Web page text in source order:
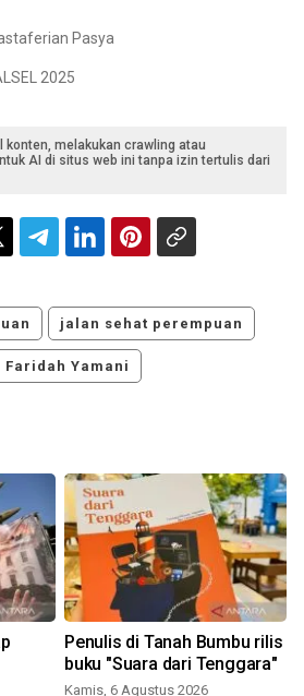
Pasya
2025
konten, melakukan crawling atau
AI di situs web ini tanpa izin tertulis dari
jalan sehat perempuan
Faridah Yamani
Penulis di Tanah Bumbu rilis
buku "Suara dari Tenggara"
Kamis, 6 Agustus 2026